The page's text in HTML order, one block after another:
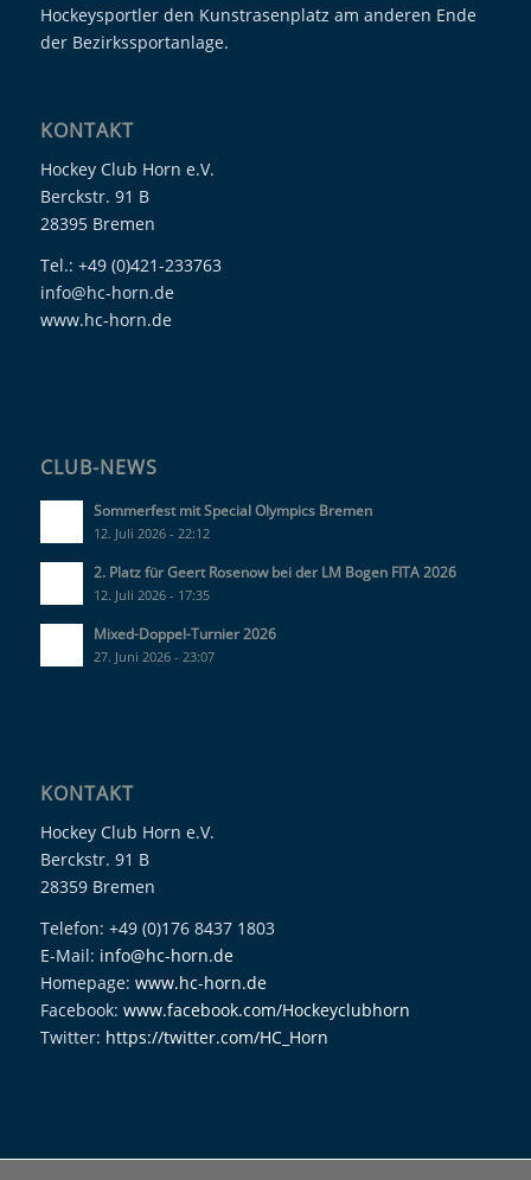
Hockeysportler den Kunstrasenplatz am anderen Ende
der Bezirkssportanlage.
KONTAKT
Hockey Club Horn e.V.
Berckstr. 91 B
28395 Bremen
Tel.: +49 (0)421-233763
info@hc-horn.de
www.hc-horn.de
CLUB-NEWS
Sommerfest mit Special Olympics Bremen
12. Juli 2026 - 22:12
2. Platz für Geert Rosenow bei der LM Bogen FITA 2026
12. Juli 2026 - 17:35
Mixed-Doppel-Turnier 2026
27. Juni 2026 - 23:07
KONTAKT
Hockey Club Horn e.V.
Berckstr. 91 B
28359 Bremen
Telefon: +49 (0)176 8437 1803
E-Mail: info@hc-horn.de
Homepage: www.hc-horn.de
Facebook: www.facebook.com/Hockeyclubhorn
Twitter: https://twitter.com/HC_Horn